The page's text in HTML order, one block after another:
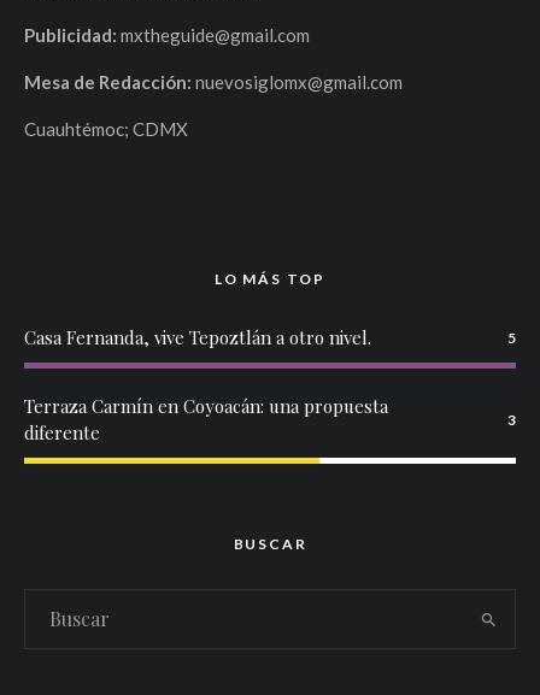
Publicidad: mxtheguide@gmail.com
Mesa de Redacción: nuevosiglomx@gmail.com
Cuauhtémoc; CDMX
LO MÁS TOP
Casa Fernanda, vive Tepoztlán a otro nivel. 5
Terraza Carmín en Coyoacán: una propuesta
diferente
3
BUSCAR